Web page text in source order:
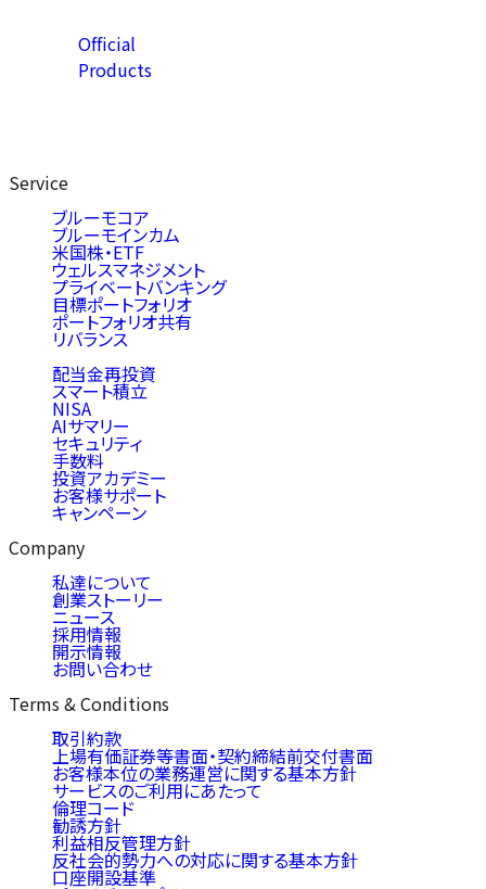
Official
Products
Service
ブルーモコア
ブルーモインカム
米国株・ETF
ウェルスマネジメント
プライベートバンキング
目標ポートフォリオ
ポートフォリオ共有
リバランス
配当金再投資
スマート積立
NISA
AIサマリー
セキュリティ
手数料
投資アカデミー
お客様サポート
キャンペーン
Company
私達について
創業ストーリー
ニュース
採用情報
開示情報
お問い合わせ
Terms & Conditions
取引約款
上場有価証券等書面・契約締結前交付書面
お客様本位の業務運営に関する基本方針
サービスのご利用にあたって
倫理コード
勧誘方針
利益相反管理方針
反社会的勢力への対応に関する基本方針
口座開設基準